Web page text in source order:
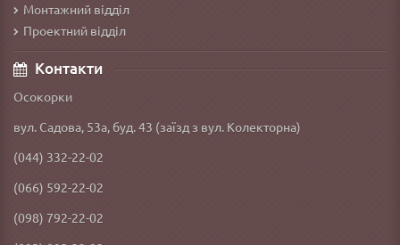
Монтажний відділ
Проектний відділ
Контакти
Осокорки
вул. Садова, 53а, буд. 43 (заїзд з вул. Колекторна)
(044) 332-22-02
(066) 592-22-02
(098) 792-22-02